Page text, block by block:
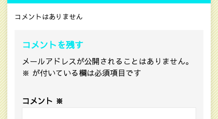
コメントはありません
コメントを残す
メールアドレスが公開されることはありません。
※ が付いている欄は必須項目です
コメント ※